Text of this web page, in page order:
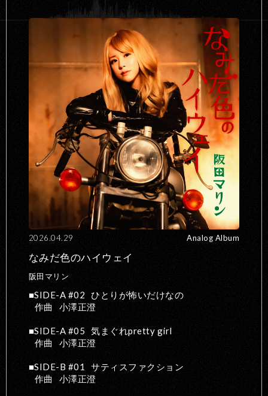
2026.04.29 Analog Album
なみだ色のハイウェイ
阪田マリン
SIDE-A #02
ひとりが怖いだけなの
作曲
小澤正澄
SIDE-A #05
気まぐれpretty girl
作曲
小澤正澄
SIDE-B #01
サティスファクション
作曲
小澤正澄